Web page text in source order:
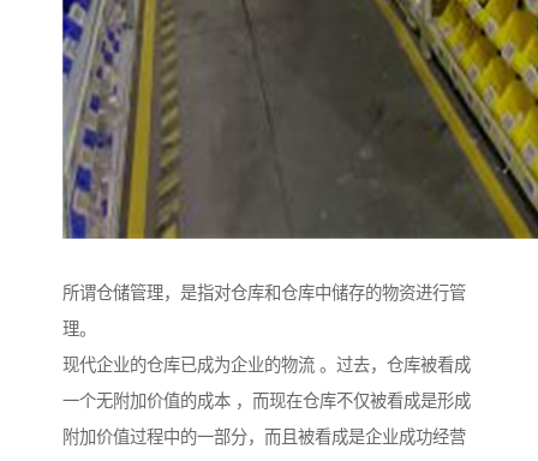
所谓仓储管理，是指对仓库和仓库中储存的物资进行管
理。
现代企业的仓库已成为企业的物流 。过去，仓库被看成
一个无附加价值的成本 ，而现在仓库不仅被看成是形成
附加价值过程中的一部分，而且被看成是企业成功经营